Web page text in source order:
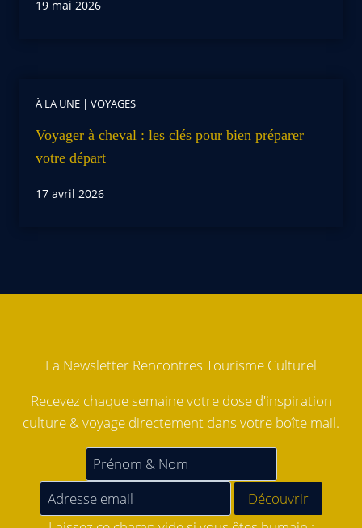
19 mai 2026
À LA UNE | VOYAGES
Voyager à cheval : les clés pour bien préparer
votre départ
17 avril 2026
La Newsletter Rencontres Tourisme Culturel
Recevez chaque semaine votre dose d'inspiration
culture & voyage directement dans votre boîte mail.